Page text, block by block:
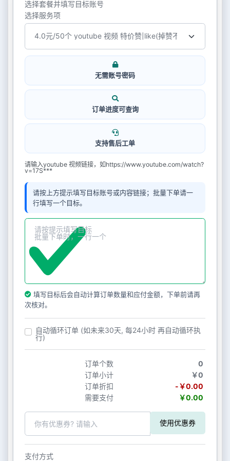
选择套餐并填写目标账号
选择服务项
无需账号密码
订单进度可查询
支持售后工单
请输入youtube 视频链接，如https://www.youtube.com/watch?
v=17S***
请按上方提示填写目标账号或内容链接；批量下单请一
行填写一个目标。
填写目标后会自动计算订单数量和应付金额，下单前请再
次核对。
自动循环订单 (如未来30天, 每24小时 再自动循环执
行)
订单个数
0
订单小计
￥0
订单折扣
-￥0.00
需要支付
￥0.00
使用优惠券
支付方式